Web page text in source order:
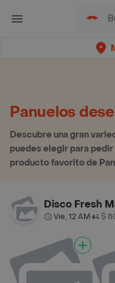
Panuelos
Descubre una gran
puedes elegir para
producto favorito de
Disco Fresh
Vie, 12 AM• $